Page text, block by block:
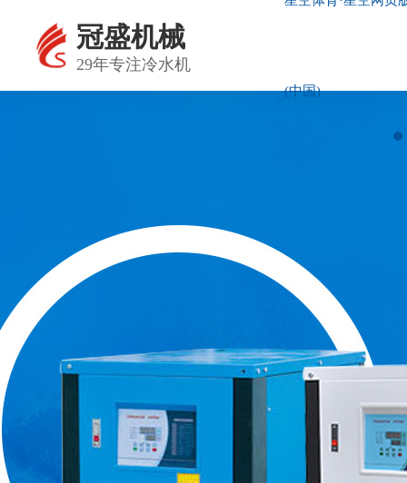
冠盛机械
29年专注冷水机
(中国)